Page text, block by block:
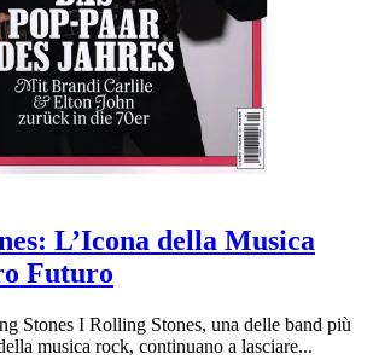
L’Icona della Musica
Futuro
Stones I Rolling Stones, una delle band più
musica rock, continuano a lasciare...